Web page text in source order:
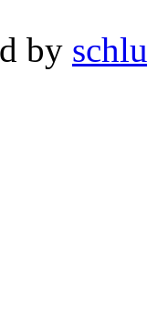
by